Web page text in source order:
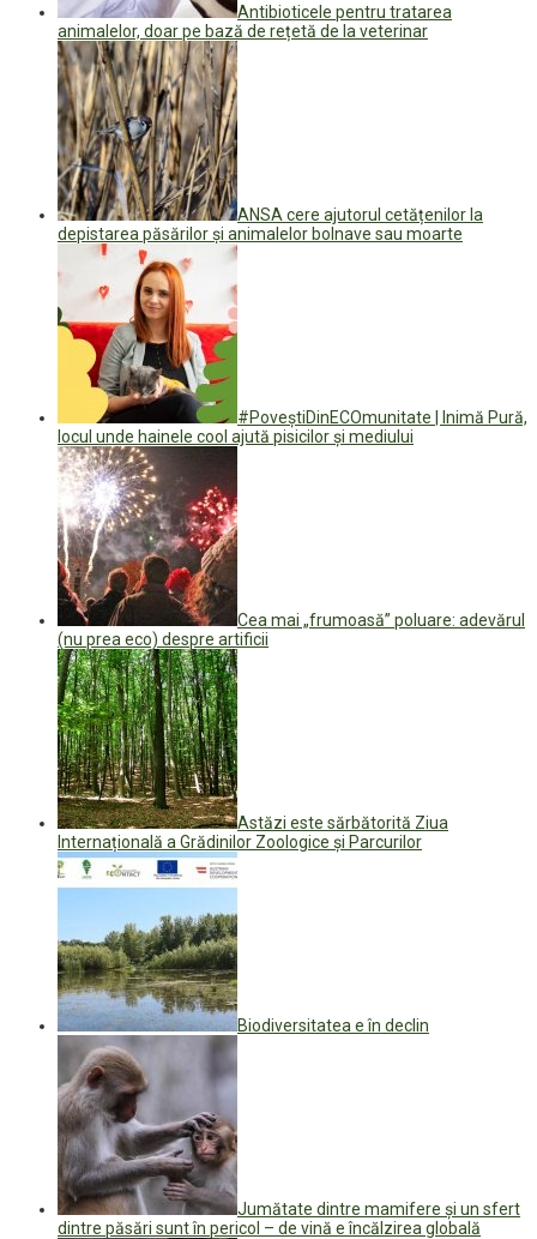
Antibioticele pentru tratarea
animalelor, doar pe bază de rețetă de la veterinar
ANSA cere ajutorul cetățenilor la
depistarea păsărilor și animalelor bolnave sau moarte
#PoveștiDinECOmunitate | Inimă Pură,
locul unde hainele cool ajută pisicilor și mediului
Cea mai „frumoasă” poluare: adevărul
(nu prea eco) despre artificii
Astăzi este sărbătorită Ziua
Internațională a Grădinilor Zoologice și Parcurilor
Biodiversitatea e în declin
Jumătate dintre mamifere și un sfert
dintre păsări sunt în pericol – de vină e încălzirea globală